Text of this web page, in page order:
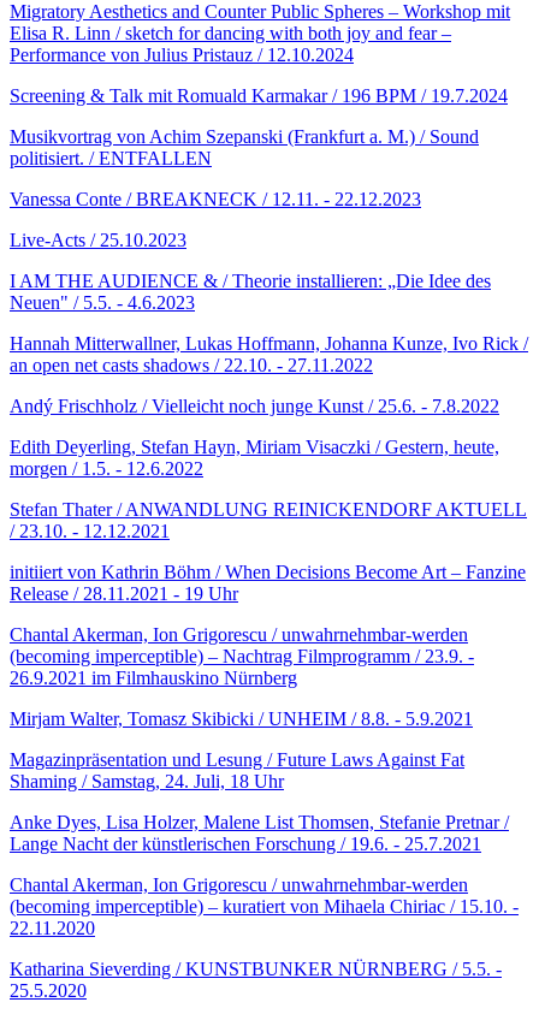
Migratory Aesthetics and Counter Public Spheres – Workshop mit
Elisa R. Linn / sketch for dancing with both joy and fear –
Performance von Julius Pristauz / 12.10.2024
Screening & Talk mit Romuald Karmakar / 196 BPM / 19.7.2024
Musikvortrag von Achim Szepanski (Frankfurt a. M.) / Sound
politisiert. / ENTFALLEN
Vanessa Conte / BREAKNECK / 12.11. - 22.12.2023
Live-Acts / 25.10.2023
I AM THE AUDIENCE & / Theorie installieren: „Die Idee des
Neuen" / 5.5. - 4.6.2023
Hannah Mitterwallner, Lukas Hoffmann, Johanna Kunze, Ivo Rick /
an open net casts shadows / 22.10. - 27.11.2022
Andý Frischholz / Vielleicht noch junge Kunst / 25.6. - 7.8.2022
Edith Deyerling, Stefan Hayn, Miriam Visaczki / Gestern, heute,
morgen / 1.5. - 12.6.2022
Stefan Thater / ANWANDLUNG REINICKENDORF AKTUELL
/ 23.10. - 12.12.2021
initiiert von Kathrin Böhm / When Decisions Become Art – Fanzine
Release / 28.11.2021 - 19 Uhr
Chantal Akerman, Ion Grigorescu / unwahrnehmbar-werden
(becoming imperceptible) – Nachtrag Filmprogramm / 23.9. -
26.9.2021 im Filmhauskino Nürnberg
Mirjam Walter, Tomasz Skibicki / UNHEIM / 8.8. - 5.9.2021
Magazinpräsentation und Lesung / Future Laws Against Fat
Shaming / Samstag, 24. Juli, 18 Uhr
Anke Dyes, Lisa Holzer, Malene List Thomsen, Stefanie Pretnar /
Lange Nacht der künstlerischen Forschung / 19.6. - 25.7.2021
Chantal Akerman, Ion Grigorescu / unwahrnehmbar-werden
(becoming imperceptible) – kuratiert von Mihaela Chiriac / 15.10. -
22.11.2020
Katharina Sieverding / KUNSTBUNKER NÜRNBERG / 5.5. -
25.5.2020